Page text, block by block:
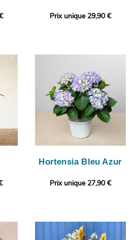
Prix unique 29,90 €
Hortensia Bleu Azur
Prix unique 27,90 €